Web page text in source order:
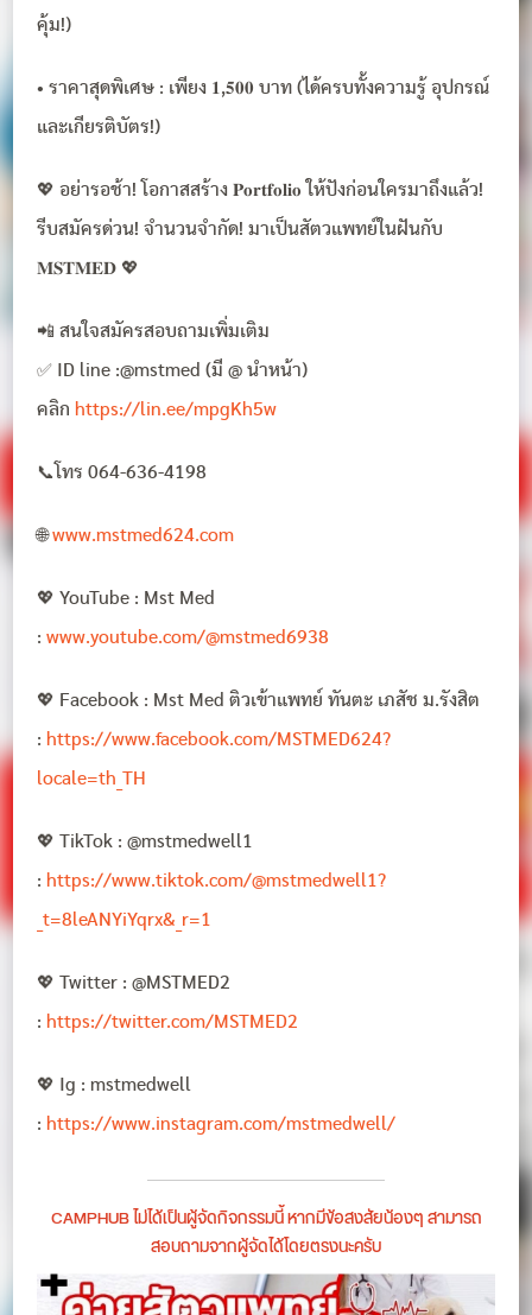
คุ้ม!)
• ราคาสุดพิเศษ : เพียง 𝟏,𝟓𝟎𝟎 บาท (ได้ครบทั้งความรู้ อุปกรณ์
และเกียรติบัตร!)
💖 อย่ารอช้า! โอกาสสร้าง 𝐏𝐨𝐫𝐭𝐟𝐨𝐥𝐢𝐨 ให้ปังก่อนใครมาถึงแล้ว!
รีบสมัครด่วน! จำนวนจำกัด! มาเป็นสัตวแพทย์ในฝันกับ
𝐌𝐒𝐓𝐌𝐄𝐃 💖
📲 สนใจสมัครสอบถามเพิ่มเติม
✅ ID line :@mstmed (มี @ นำหน้า)
คลิก https://lin.ee/mpgKh5w
📞โทร 064-636-4198
🌐www.mstmed624.com
💖 YouTube : Mst Med
:www.youtube.com/@mstmed6938
💖 Facebook : Mst Med ติวเข้าแพทย์ ทันตะ เภสัช ม.รังสิต
: https://www.facebook.com/MSTMED624?
locale=th_TH
💖 TikTok : @mstmedwell1
: https://www.tiktok.com/@mstmedwell1?
_t=8leANYiYqrx&_r=1
💖 Twitter : @MSTMED2
: https://twitter.com/MSTMED2
💖 Ig : mstmedwell
: https://www.instagram.com/mstmedwell/
CAMPHUB ไม่ได้เป็นผู้จัดกิจกรรมนี้ หากมีข้อสงสัยน้องๆ สามารถ
สอบถามจากผู้จัดได้โดยตรงนะครับ